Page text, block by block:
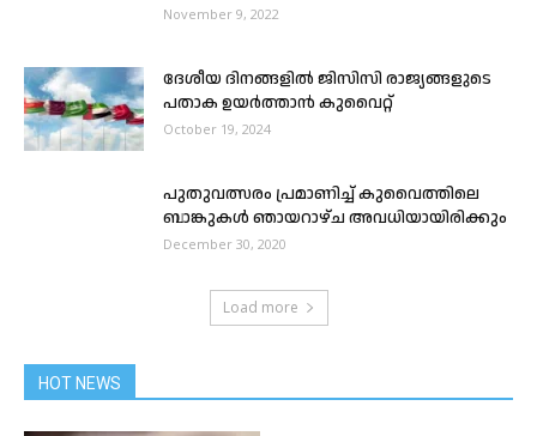
November 9, 2022
ദേശീയ ദിനങ്ങളിൽ ജിസിസി രാജ്യങ്ങളുടെ
പതാക ഉയർത്താൻ കുവൈറ്റ്
October 19, 2024
പുതുവത്സരം പ്രമാണിച്ച് കുവൈത്തിലെ
ബാങ്കുകള്‍ ഞായറാഴ്ച അവധിയായിരിക്കും
December 30, 2020
Load more
HOT NEWS